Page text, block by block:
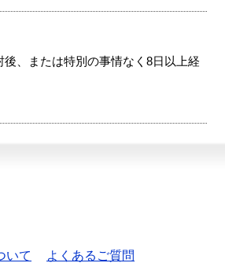
、または特別の事情なく8日以上経
いて
よくあるご質問